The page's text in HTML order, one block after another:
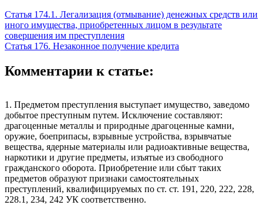
Статья 174.1. Легализация (отмывание) денежных средств или
иного имущества, приобретенных лицом в результате
совершения им преступления
Статья 176. Незаконное получение кредита
Комментарии к статье:
1. Предметом преступления выступает имущество, заведомо
добытое преступным путем. Исключение составляют:
драгоценные металлы и природные драгоценные камни,
оружие, боеприпасы, взрывные устройства, взрывчатые
вещества, ядерные материалы или радиоактивные вещества,
наркотики и другие предметы, изъятые из свободного
гражданского оборота. Приобретение или сбыт таких
предметов образуют признаки самостоятельных
преступлений, квалифицируемых по ст. ст. 191, 220, 222, 228,
228.1, 234, 242 УК соответственно.